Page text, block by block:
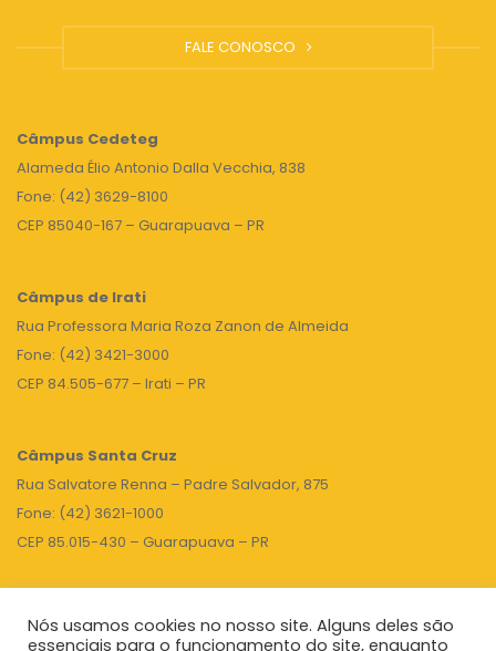
FALE CONOSCO
Câmpus Cedeteg
Alameda Élio Antonio Dalla Vecchia, 838
Fone: (42) 3629-8100
CEP 85040-167 – Guarapuava – PR
Câmpus de Irati
Rua Professora Maria Roza Zanon de Almeida
Fone: (42) 3421-3000
CEP 84.505-677 – Irati – PR
Câmpus Santa Cruz
Rua Salvatore Renna – Padre Salvador, 875
Fone: (42) 3621-1000
CEP 85.015-430 – Guarapuava – PR
TOPO
Nós usamos cookies no nosso site. Alguns deles são
essenciais para o funcionamento do site, enquanto